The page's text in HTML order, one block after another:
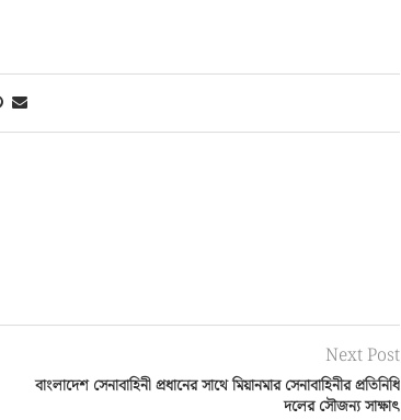
Next Post
বাংলাদেশ সেনাবাহিনী প্রধানের সাথে মিয়ানমার সেনাবাহিনীর প্রতিনিধি
দলের সৌজন্য সাক্ষাৎ